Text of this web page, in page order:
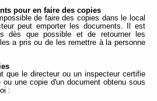
pour en faire des copies
de faire des copies dans le local
peut emporter les documents. Il est
dès que possible et de retourner les
a pris ou de les remettre à la personne
que le directeur ou un inspecteur certifie
une copie d'un document obtenu sous
: